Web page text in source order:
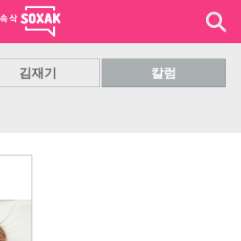
김재기 칼럼